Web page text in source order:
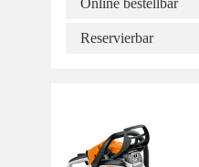
Online bestellbar
Reservierbar